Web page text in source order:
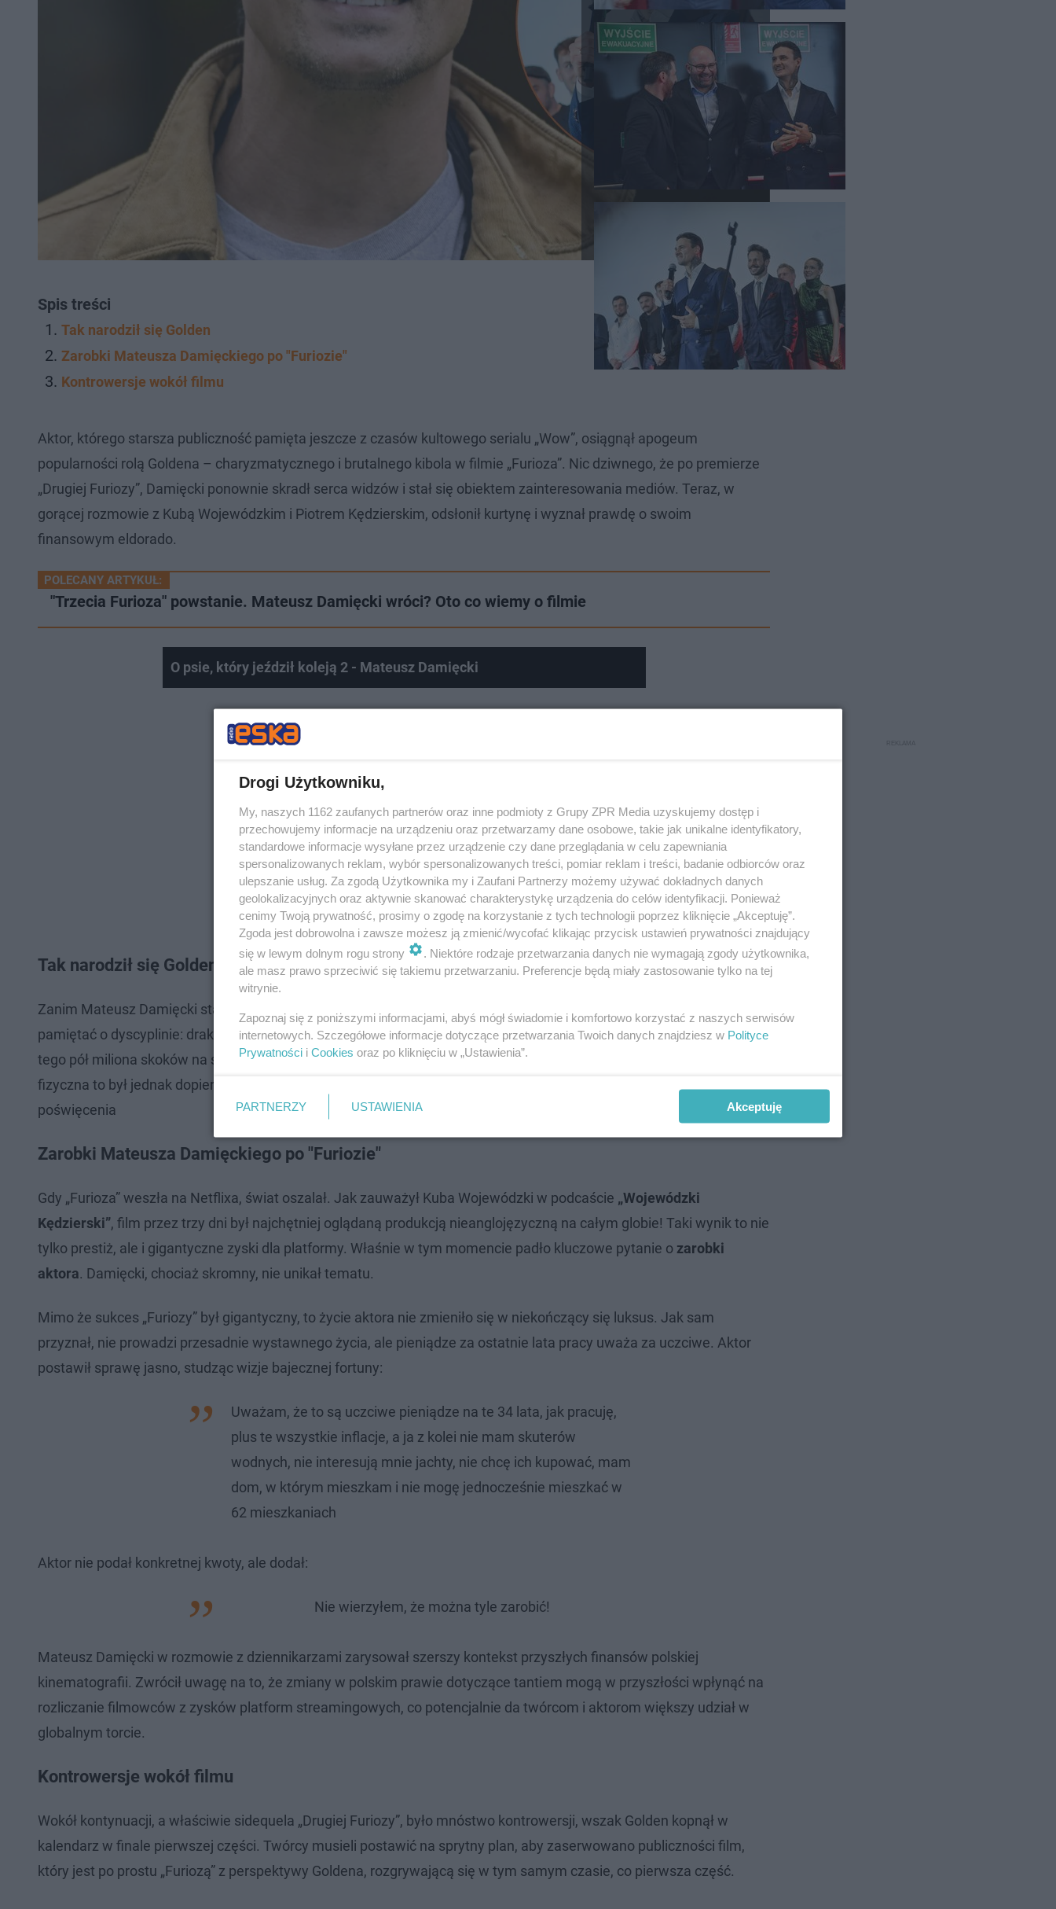
Spis treści
Tak narodził się Golden
Zarobki Mateusza Damięckiego po "Furiozie"
Kontrowersje wokół filmu
Aktor, którego starsza publiczność pamięta jeszcze z czasów kultowego serialu „Wow”, osiągnął apogeum
popularności rolą Goldena – charyzmatycznego i brutalnego kibola w filmie „Furioza”. Nic dziwnego, że po premierze
„Drugiej Furiozy”, Damięcki ponownie skradł serca widzów i stał się obiektem zainteresowania mediów. Teraz, w
gorącej rozmowie z Kubą Wojewódzkim i Piotrem Kędzierskim, odsłonił kurtynę i wyznał prawdę o swoim
finansowym eldorado.
POLECANY ARTYKUŁ:
"Trzecia Furioza" powstanie. Mateusz Damięcki wróci? Oto co wiemy o filmie
O psie, który jeździł koleją 2 - Mateusz Damięcki
Tak narodził się Golden
Zanim Mateusz Damięcki stał się Goldenem, musiał przejść ogromną metamorfozę. Przez wiele miesięcy musiał
pamiętać o dyscyplinie: drakońska dieta (tylko 1500 kalorii dziennie plus białkowy shake) i mordercze treningi. Do
tego pół miliona skoków na skakance, wszystko po to, by zbudować sylwetkę wiarygodną dla roli. Metamorfoza
fizyczna to był jednak dopiero początek. Czasochłonna charakteryzacja, malowanie tatuaży – ta rola wymagała
poświęcenia
Zarobki Mateusza Damięckiego po "Furiozie"
Gdy „Furioza” weszła na Netflixa, świat oszalał. Jak zauważył Kuba Wojewódzki w podcaście „Wojewódzki
Kędzierski”, film przez trzy dni był najchętniej oglądaną produkcją nieanglojęzyczną na całym globie! Taki wynik to nie
tylko prestiż, ale i gigantyczne zyski dla platformy. Właśnie w tym momencie padło kluczowe pytanie o zarobki
aktora. Damięcki, chociaż skromny, nie unikał tematu.
Mimo że sukces „Furiozy” był gigantyczny, to życie aktora nie zmieniło się w niekończący się luksus. Jak sam
przyznał, nie prowadzi przesadnie wystawnego życia, ale pieniądze za ostatnie lata pracy uważa za uczciwe. Aktor
postawił sprawę jasno, studząc wizje bajecznej fortuny:
Uważam, że to są uczciwe pieniądze na te 34 lata, jak pracuję,
plus te wszystkie inflacje, a ja z kolei nie mam skuterów
wodnych, nie interesują mnie jachty, nie chcę ich kupować, mam
dom, w którym mieszkam i nie mogę jednocześnie mieszkać w
62 mieszkaniach
Aktor nie podał konkretnej kwoty, ale dodał:
Nie wierzyłem, że można tyle zarobić!
Mateusz Damięcki w rozmowie z dziennikarzami zarysował szerszy kontekst przyszłych finansów polskiej
kinematografii. Zwrócił uwagę na to, że zmiany w polskim prawie dotyczące tantiem mogą w przyszłości wpłynąć na
rozliczanie filmowców z zysków platform streamingowych, co potencjalnie da twórcom i aktorom większy udział w
globalnym torcie.
Kontrowersje wokół filmu
Wokół kontynuacji, a właściwie sidequela „Drugiej Furiozy”, było mnóstwo kontrowersji, wszak Golden kopnął w
kalendarz w finale pierwszej części. Twórcy musieli postawić na sprytny plan, aby zaserwowano publiczności film,
który jest po prostu „Furiozą” z perspektywy Goldena, rozgrywającą się w tym samym czasie, co pierwsza część.
Drogi Użytkowniku,
My, naszych 1162 zaufanych partnerów oraz inne podmioty z Grupy ZPR Media uzyskujemy dostęp i
przechowujemy informacje na urządzeniu oraz przetwarzamy dane osobowe, takie jak unikalne identyfikatory,
standardowe informacje wysyłane przez urządzenie czy dane przeglądania w celu zapewniania
spersonalizowanych reklam, wybór spersonalizowanych treści, pomiar reklam i treści, badanie odbiorców oraz
ulepszanie usług. Za zgodą Użytkownika my i Zaufani Partnerzy możemy używać dokładnych danych
geolokalizacyjnych oraz aktywnie skanować charakterystykę urządzenia do celów identyfikacji. Ponieważ
cenimy Twoją prywatność, prosimy o zgodę na korzystanie z tych technologii poprzez kliknięcie „Akceptuję”.
Zgoda jest dobrowolna i zawsze możesz ją zmienić/wycofać klikając przycisk ustawień prywatności znajdujący
się w lewym dolnym rogu strony
. Niektóre rodzaje przetwarzania danych nie wymagają zgody użytkownika,
ale masz prawo sprzeciwić się takiemu przetwarzaniu. Preferencje będą miały zastosowanie tylko na tej
witrynie.
Zapoznaj się z poniższymi informacjami, abyś mógł świadomie i komfortowo korzystać z naszych serwisów
internetowych. Szczegółowe informacje dotyczące przetwarzania Twoich danych znajdziesz w Polityce
Prywatności i Cookies oraz po kliknięciu w „Ustawienia”.
PARTNERZY USTAWIENIA Akceptuję